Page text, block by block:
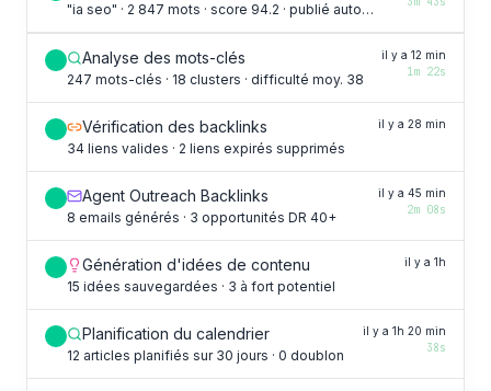
"ia seo" · 2 847 mots · score 94.2 · publié automatiquement
Analyse des mots-clés
247 mots-clés · 18 clusters · difficulté moy. 38
il y a 12 min
1m 22s
Vérification des backlinks
34 liens valides · 2 liens expirés supprimés
il y a 28 min
Agent Outreach Backlinks
8 emails générés · 3 opportunités DR 40+
il y a 45 min
2m 08s
Génération d'idées de contenu
15 idées sauvegardées · 3 à fort potentiel
il y a 1h
Planification du calendrier
12 articles planifiés sur 30 jours · 0 doublon
il y a 1h 20 min
38s